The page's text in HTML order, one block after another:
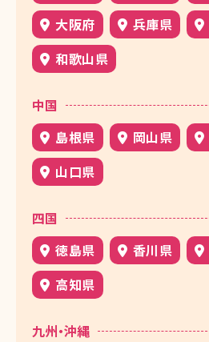
大阪府
兵庫県
和歌山県
中国
島根県
岡山県
山口県
四国
徳島県
香川県
高知県
九州・沖縄